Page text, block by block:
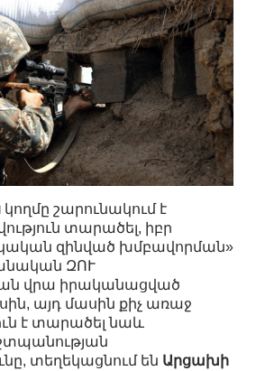
կողմը շարունակում է
տարածել, իբր
զինված խմբավորման»
ԶՈՒ
վրա իրականացված
այդ մասին քիչ առաջ
է տարածել նաև
տեղեկացնում են Արցախի